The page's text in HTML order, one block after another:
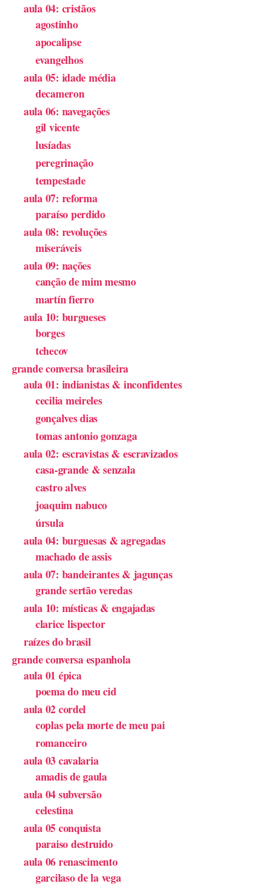
aula 04: cristãos
agostinho
apocalipse
evangelhos
aula 05: idade média
decameron
aula 06: navegações
gil vicente
lusíadas
peregrinação
tempestade
aula 07: reforma
paraíso perdido
aula 08: revoluções
miseráveis
aula 09: nações
canção de mim mesmo
martín fierro
aula 10: burgueses
borges
tchecov
grande conversa brasileira
aula 01: indianistas & inconfidentes
cecilia meireles
gonçalves dias
tomas antonio gonzaga
aula 02: escravistas & escravizados
casa-grande & senzala
castro alves
joaquim nabuco
úrsula
aula 04: burguesas & agregadas
machado de assis
aula 07: bandeirantes & jagunças
grande sertão veredas
aula 10: místicas & engajadas
clarice lispector
raízes do brasil
grande conversa espanhola
aula 01 épica
poema do meu cid
aula 02 cordel
coplas pela morte de meu pai
romanceiro
aula 03 cavalaria
amadis de gaula
aula 04 subversão
celestina
aula 05 conquista
paraiso destruido
aula 06 renascimento
garcilaso de la vega